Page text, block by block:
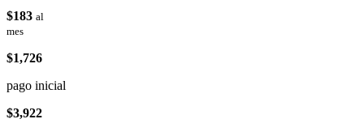
$183 al
mes
$1,726
pago inicial
$3,922